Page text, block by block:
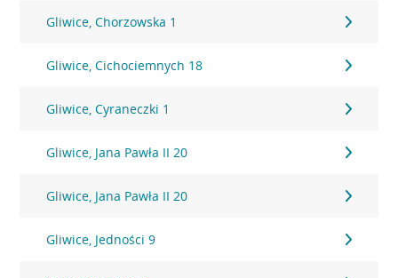
Gliwice, Chorzowska 1
Gliwice, Cichociemnych 18
Gliwice, Cyraneczki 1
Gliwice, Jana Pawła II 20
Gliwice, Jana Pawła II 20
Gliwice, Jedności 9